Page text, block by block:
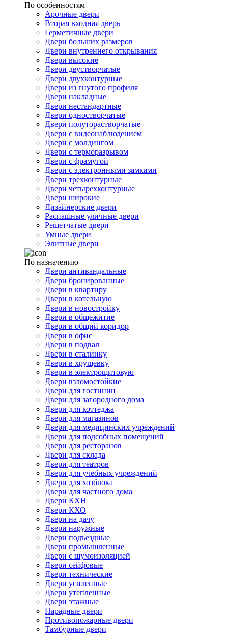
По особенностям
Арочные двери
Вторая входная дверь
Герметичные двери
Двери больших размеров
Двери внутреннего открывания
Двери высокие
Двери двустворчатые
Двери двухконтурные
Двери из гнутого профиля
Двери накладные
Двери нестандартные
Двери одностворчатые
Двери полуторастворчатые
Двери с видеонаблюдением
Двери с молдингом
Двери с терморазрывом
Двери с фрамугой
Двери с электронными замками
Двери трехконтурные
Двери четырехконтурные
Двери широкие
Дизайнерские двери
Распашные уличные двери
Решетчатые двери
Умные двери
Элитные двери
По назначению
Двери антивандальные
Двери бронированные
Двери в квартиру
Двери в котельную
Двери в новостройку
Двери в общежитие
Двери в общий коридор
Двери в офис
Двери в подвал
Двери в сталинку
Двери в хрущевку
Двери в электрощитовую
Двери взломостойкие
Двери для гостиниц
Двери для загородного дома
Двери для коттеджа
Двери для магазинов
Двери для медицинских учреждений
Двери для подсобных помещений
Двери для ресторанов
Двери для склада
Двери для театров
Двери для учебных учреждений
Двери для хозблока
Двери для частного дома
Двери КХН
Двери КХО
Двери на дачу
Двери наружные
Двери подъездные
Двери промышленные
Двери с шумоизоляцией
Двери сейфовые
Двери технические
Двери усиленные
Двери утепленные
Двери этажные
Парадные двери
Противопожарные двери
Тамбурные двери